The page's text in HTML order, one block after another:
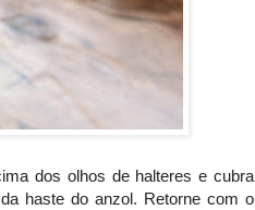
dos olhos de halteres e cubra
haste do anzol. Retorne com o